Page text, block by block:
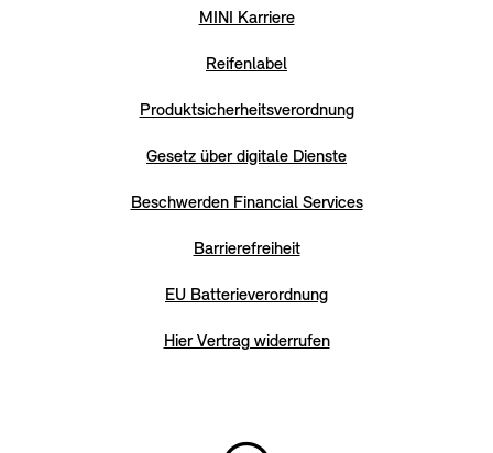
MINI Karriere
Reifenlabel
Produktsicherheitsverordnung
Gesetz über digitale Dienste
Beschwerden Financial Services
Barrierefreiheit
EU Batterieverordnung
Hier Vertrag widerrufen